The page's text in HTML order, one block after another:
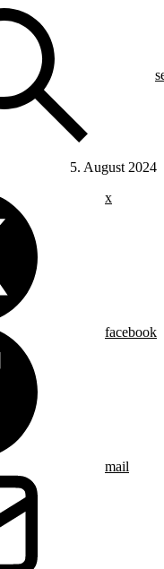
5. August 2024
x
facebook
mail